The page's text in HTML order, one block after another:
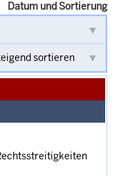
Datum und Sortierung